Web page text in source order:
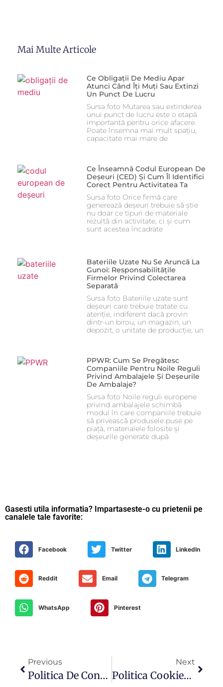
Mai Multe Articole
Ce Obligații De Mediu Apar
Atunci Când Îți Muți Sau Extinzi
Un Punct De Lucru
Sursa foto Mutarea sau extinderea
unui punct de lucru este o etapă
importantă pentru orice afacere.
Poate însemna mai mult spațiu,
capacitate mai mare de
Ce Înseamnă Codul European De
Deșeuri (CED) Și Cum Îl Identifici
Corect Pentru Activitatea Ta
Sursa foto Orice firmă care
generează deșeuri trebuie să știe
nu doar ce tipuri de materiale
rezultă din activitate, ci și cum
sunt acestea încadrate
Bateriile Uzate Nu Se Aruncă La
Gunoi: Responsabilitățile
Firmelor Privind Colectarea
Separată
Sursa foto Bateriile uzate sunt
deșeuri care trebuie tratate cu
atenție, indiferent dacă provin
dintr-un birou, un magazin, un
depozit, o unitate de producție, un
PPWR: Cum Se Pregătesc
Companiile Pentru Noile Reguli
Privind Ambalajele Și Deșeurile
De Ambalaje?
Sursa foto Noile reguli europene
privind ambalajele schimbă
modul în care companiile trebuie
să privească produsele puse pe
piață, materialele folosite și
deșeurile generate după
Gasesti utila informatia? Impartaseste-o cu prietenii pe
canalele tale favorite:
Facebook Twitter LinkedIn
Reddit Email Telegram
WhatsApp Pinterest
Previous
Politica De Confidentialitate – EnviroCons Trading
Next
Politica Cookies – EnviroCons Trading